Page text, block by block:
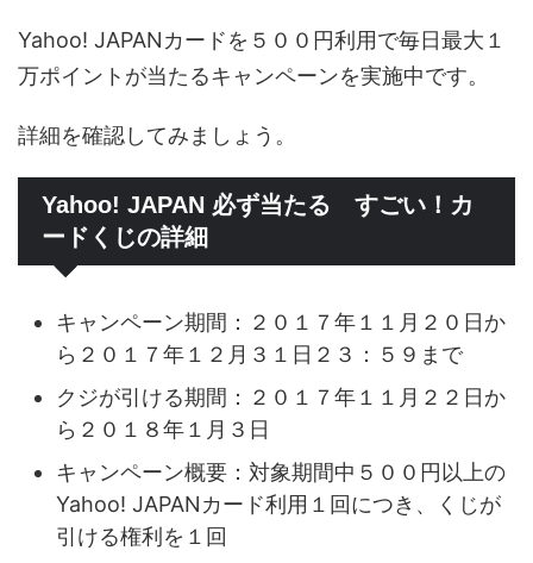
Yahoo! JAPANカードを５００円利用で毎日最大１
万ポイントが当たるキャンペーンを実施中です。
詳細を確認してみましょう。
Yahoo! JAPAN 必ず当たる すごい！カ
ードくじの詳細
キャンペーン期間：２０１７年１１月２０日か
ら２０１７年１２月３１日２３：５９まで
クジが引ける期間：２０１７年１１月２２日か
ら２０１８年１月３日
キャンペーン概要：対象期間中５００円以上の
Yahoo! JAPANカード利用１回につき、くじが
引ける権利を１回